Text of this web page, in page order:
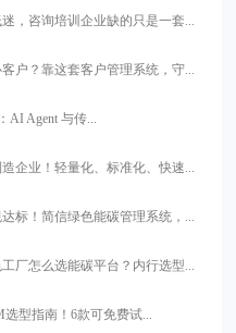
，咨询培训企业缺的只是一套...
户？靠这套客户管理系统，守...
AI Agent 与传...
企业！轻量化、标准化、快速...
标！简信绿色能碳管理系统，...
厂怎么选能碳平台？内行选型...
选型指南！6款可免费试...